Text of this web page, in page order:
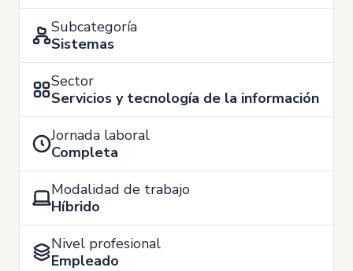
Subcategoría
Sistemas
Sector
Servicios y tecnología de la información
Jornada laboral
Completa
Modalidad de trabajo
Híbrido
Nivel profesional
Empleado